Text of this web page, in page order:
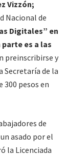
Vizzón;
Nacional de
Digitales” en
parte es a las
preinscribirse y
Secretaría de la
300 pesos en
de
asado por el
la Licenciada